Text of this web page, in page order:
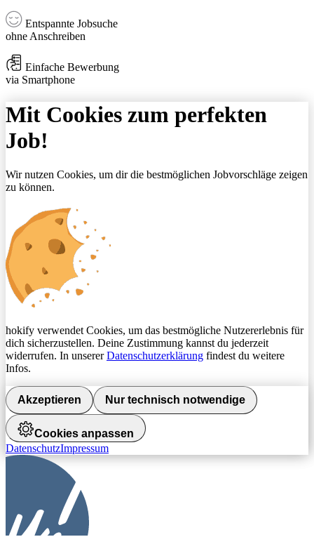
Entspannte Jobsuche
ohne Anschreiben
Einfache Bewerbung
via Smartphone
Mit Cookies zum perfekten
Job!
Wir nutzen Cookies, um dir die bestmöglichen Jobvorschläge zeigen
zu können.
hokify verwendet Cookies, um das bestmögliche Nutzererlebnis für
dich sicherzustellen. Deine Zustimmung kannst du jederzeit
widerrufen. In unsererDatenschutzerklärung findest du weitere
Infos.
Akzeptieren Nur technisch notwendige
Cookies anpassen
DatenschutzImpressum